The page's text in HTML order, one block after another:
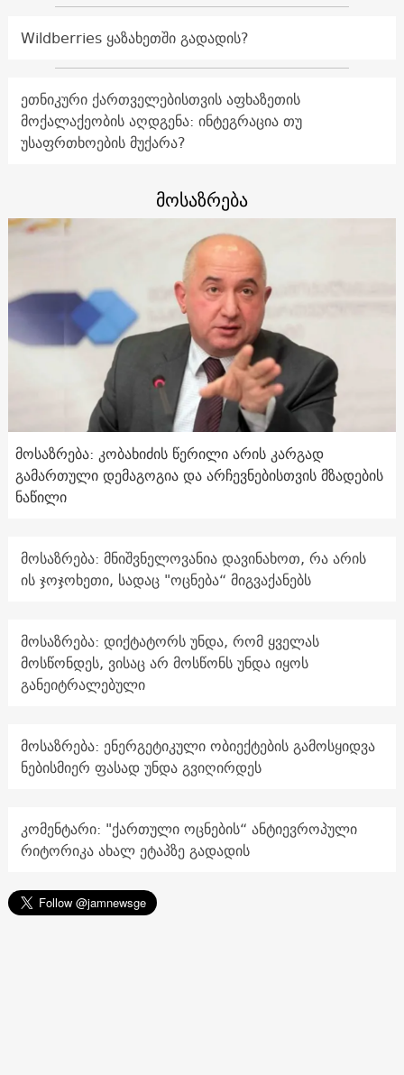
Wildberries ყაზახეთში გადადის?
ეთნიკური ქართველებისთვის აფხაზეთის
მოქალაქეობის აღდგენა: ინტეგრაცია თუ
უსაფრთხოების მუქარა?
მოსაზრება
მოსაზრება: კობახიძის წერილი არის კარგად
გამართული დემაგოგია და არჩევნებისთვის მზადების
ნაწილი
მოსაზრება: მნიშვნელოვანია დავინახოთ, რა არის
ის ჯოჯოხეთი, სადაც "ოცნება“ მიგვაქანებს
მოსაზრება: დიქტატორს უნდა, რომ ყველას
მოსწონდეს, ვისაც არ მოსწონს უნდა იყოს
განეიტრალებული
მოსაზრება: ენერგეტიკული ობიექტების გამოსყიდვა
ნებისმიერ ფასად უნდა გვიღირდეს
კომენტარი: "ქართული ოცნების“ ანტიევროპული
რიტორიკა ახალ ეტაპზე გადადის